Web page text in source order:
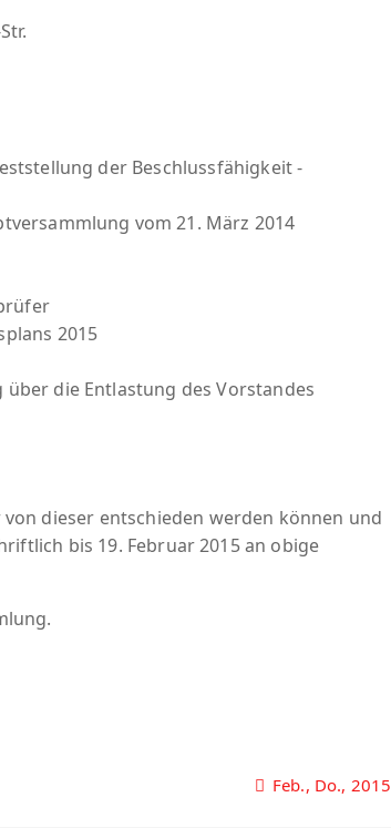
der Beschlussfähigkeit -
vom 21. März 2014
2015
die Entlastung des Vorstandes
dieser entschieden werden können und
bis 19. Februar 2015 an obige
Feb., Do., 2015